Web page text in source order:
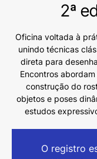
2ª
Oficina voltada à
unindo técnicas
direta para
Encontros
construção do
objetos e poses
estudos
O registro